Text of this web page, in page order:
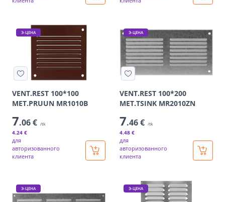
Э-ЦЕНА
VENT.REST 100*100
MET.PRUUN MR1010B
7.06 € /tk
4.24 €
для
авторизованного
клиента
Э-ЦЕНА
VENT.REST 100*200
MET.TSINK MR2010ZN
7.46 € /tk
4.48 €
для
авторизованного
клиента
Э-ЦЕНА Э-ЦЕНА